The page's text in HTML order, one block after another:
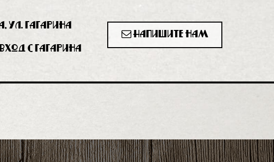
ул. Гагарина
с Гагарина
Напишите нам